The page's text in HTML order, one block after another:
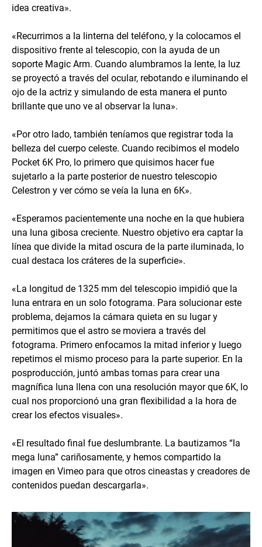
idea creativa».
«Recurrimos a la linterna del teléfono, y la colocamos el
dispositivo frente al telescopio, con la ayuda de un
soporte Magic Arm. Cuando alumbramos la lente, la luz
se proyectó a través del ocular, rebotando e iluminando el
ojo de la actriz y simulando de esta manera el punto
brillante que uno ve al observar la luna».
«Por otro lado, también teníamos que registrar toda la
belleza del cuerpo celeste. Cuando recibimos el modelo
Pocket 6K Pro, lo primero que quisimos hacer fue
sujetarlo a la parte posterior de nuestro telescopio
Celestron y ver cómo se veía la luna en 6K».
«Esperamos pacientemente una noche en la que hubiera
una luna gibosa creciente. Nuestro objetivo era captar la
línea que divide la mitad oscura de la parte iluminada, lo
cual destaca los cráteres de la superficie».
«La longitud de 1325 mm del telescopio impidió que la
luna entrara en un solo fotograma. Para solucionar este
problema, dejamos la cámara quieta en su lugar y
permitimos que el astro se moviera a través del
fotograma. Primero enfocamos la mitad inferior y luego
repetimos el mismo proceso para la parte superior. En la
posproducción, juntó ambas tomas para crear una
magnífica luna llena con una resolución mayor que 6K, lo
cual nos proporcionó una gran flexibilidad a la hora de
crear los efectos visuales».
«El resultado final fue deslumbrante. La bautizamos “la
mega luna” cariñosamente, y hemos compartido la
imagen en Vimeo para que otros cineastas y creadores de
contenidos puedan descargarla».